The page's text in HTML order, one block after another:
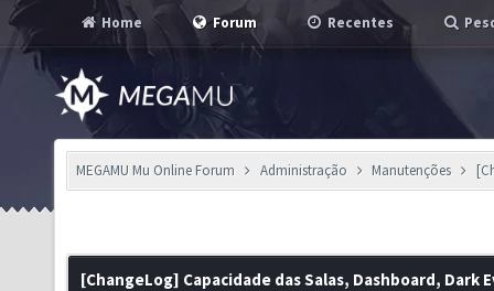
Home Forum Recentes
MEGAMU Mu Online Forum Administração Manutenções
[ChangeLog] Capacidade das Salas, Dashboard, Dark